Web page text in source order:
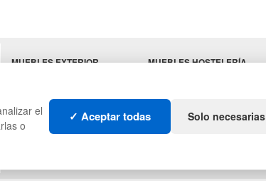
MUEBLES EXTERIOR
MUEBLES HOSTELERÍA
TIENDA DE DEPORTES
el
o
✓ Aceptar todas Solo necesarias